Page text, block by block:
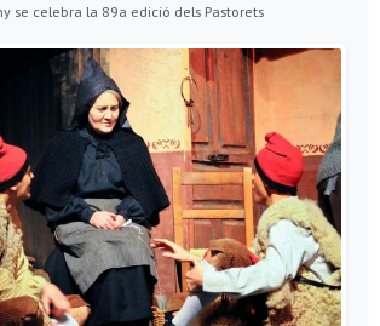
se celebra la 89a edició dels Pastorets